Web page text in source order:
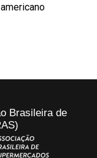
Brasileira de